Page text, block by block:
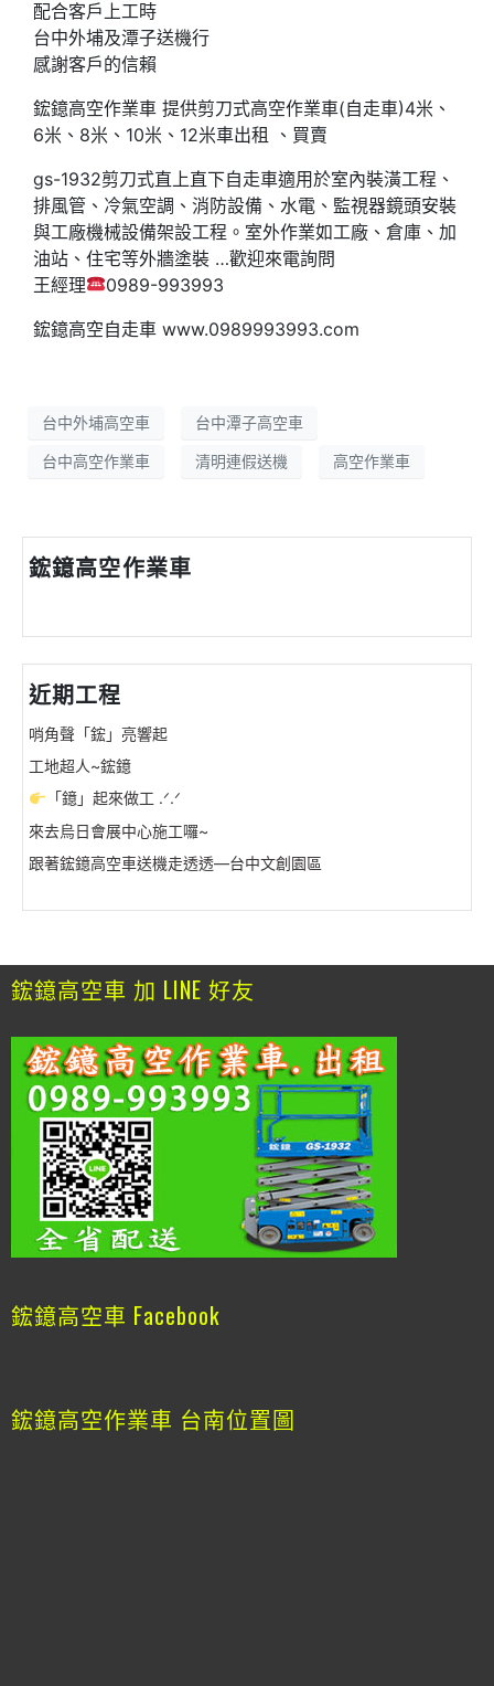
配合客戶上工時
台中外埔及潭子送機行
感謝客戶的信賴
鋐鐿高空作業車 提供剪刀式高空作業車(自走車)4米、
6米、8米、10米、12米車出租 、買賣
gs-1932剪刀式直上直下自走車適用於室內裝潢工程、
排風管、冷氣空調、消防設備、水電、監視器鏡頭安裝
與工廠機械設備架設工程。室外作業如工廠、倉庫、加
油站、住宅等外牆塗裝 …歡迎來電詢問
王經理
0989-993993
鋐鐿高空自走車 www.0989993993.com
台中外埔高空車 台中潭子高空車
台中高空作業車 清明連假送機 高空作業車
鋐鐿高空作業車
近期工程
哨角聲「鋐」亮響起
工地超人~鋐鐿
「鐿」起來做工 .ᐟ.ᐟ
來去烏日會展中心施工囉~
跟著鋐鐿高空車送機走透透—台中文創園區
鋐鐿高空車 加 LINE 好友
鋐鐿高空車 Facebook
鋐鐿高空作業車 台南位置圖